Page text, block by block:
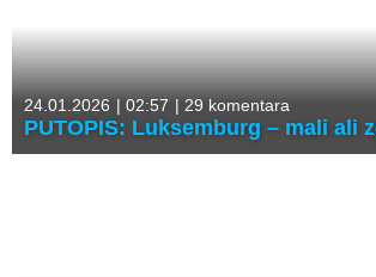
24.01.2026 | 02:57 | 29 komentara
PUTOPIS: Luksemburg – mali ali